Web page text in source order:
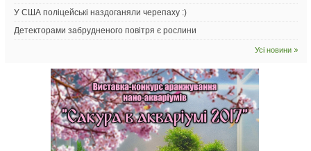
У США поліцейські наздоганяли черепаху :)
Детекторами забрудненого повітря є рослини
Усі новини